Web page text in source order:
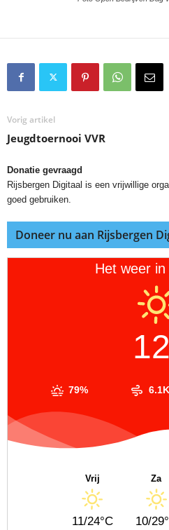
Vorig artikel
Jeugdtoernooi VVR
Donatie gevraagd
Rijsbergen Digitaal is een vrijwillige
goed gebruiken.
Doneer nu aan Rijsbergen
Het weer
79%
Vrij
11/24°C
Za
10/